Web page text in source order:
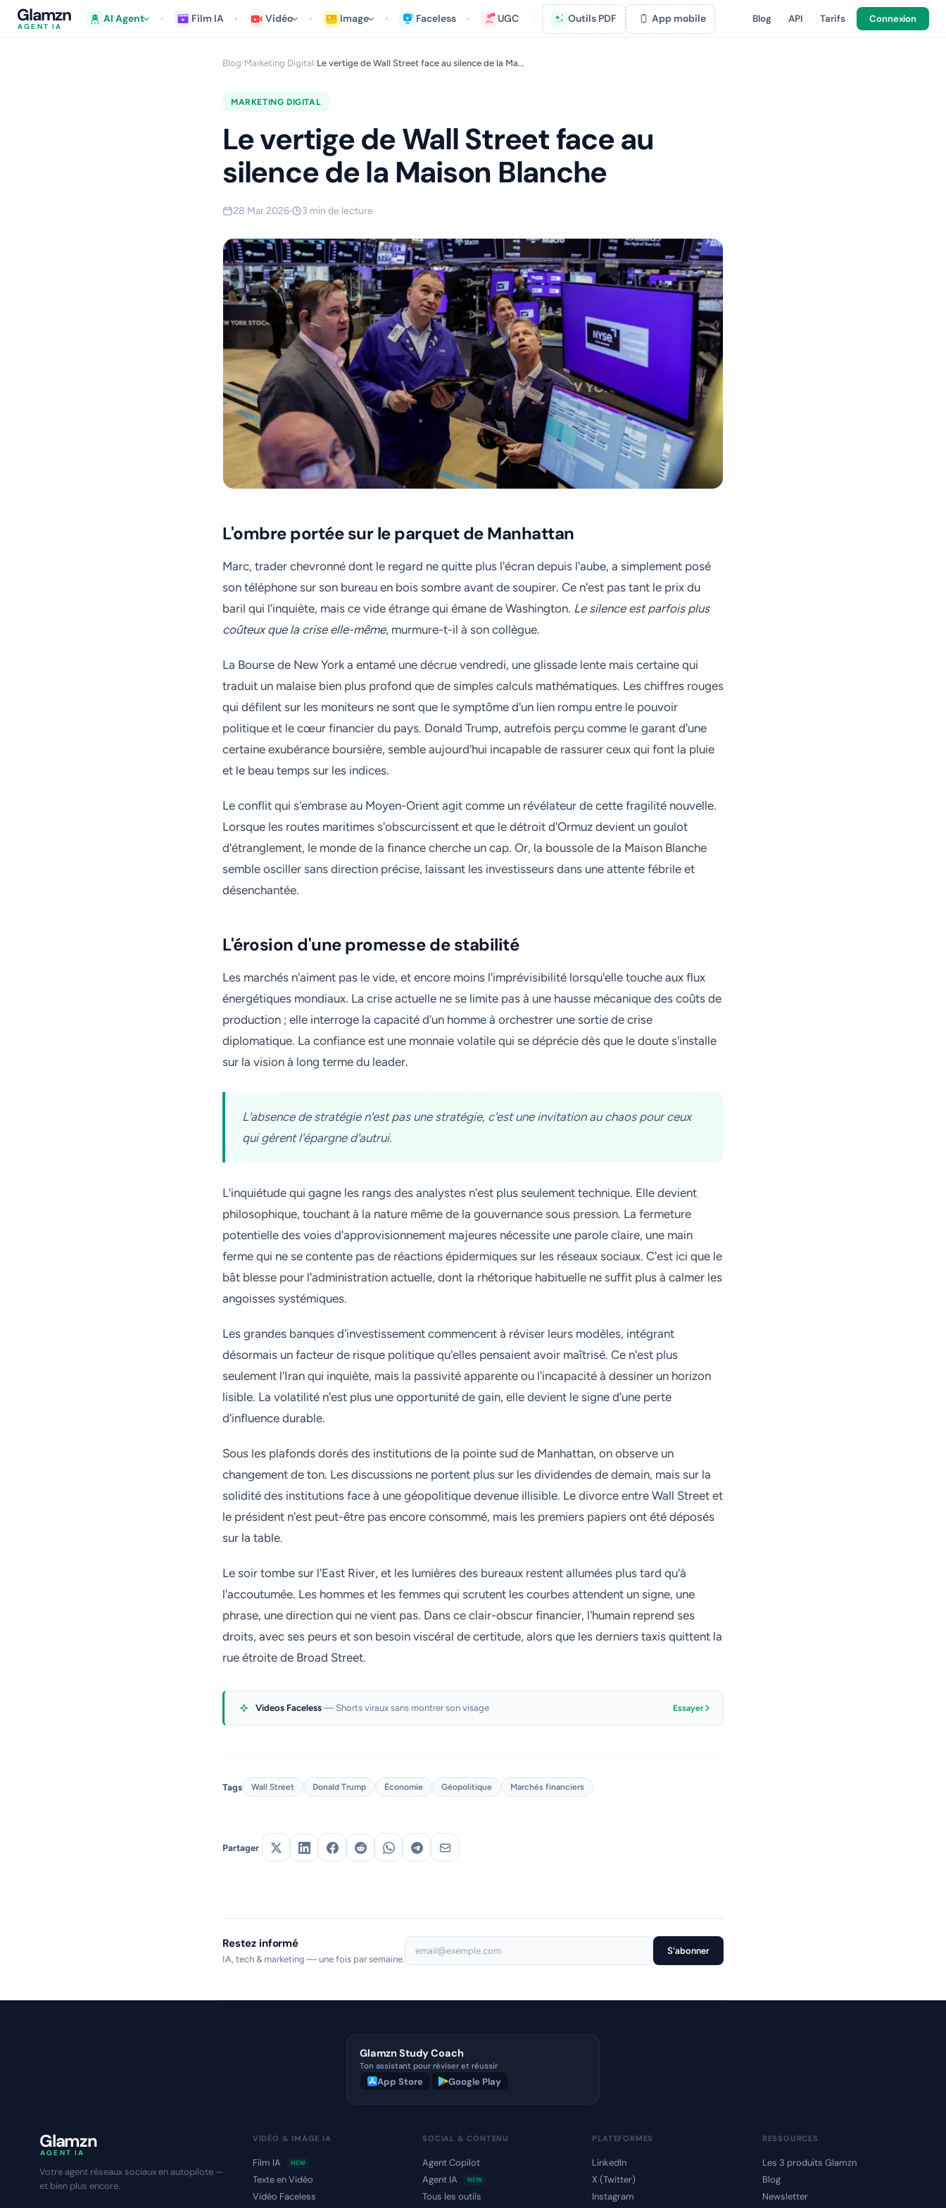
Glamzn
AGENT IA
AI Agent Film IA Vidéo Image Faceless UGC Outils PDF App mobile Blog API Tarifs Connexion
Blog/Marketing Digital/Le vertige de Wall Street face au silence de la Ma...
MARKETING DIGITAL
Le vertige de Wall Street face au
silence de la Maison Blanche
28 Mar 2026 3 min de lecture
L'ombre portée sur le parquet de Manhattan
Marc, trader chevronné dont le regard ne quitte plus l'écran depuis l'aube, a simplement posé
son téléphone sur son bureau en bois sombre avant de soupirer. Ce n'est pas tant le prix du
baril qui l'inquiète, mais ce vide étrange qui émane de Washington. Le silence est parfois plus
coûteux que la crise elle-même, murmure-t-il à son collègue.
La Bourse de New York a entamé une décrue vendredi, une glissade lente mais certaine qui
traduit un malaise bien plus profond que de simples calculs mathématiques. Les chiffres rouges
qui défilent sur les moniteurs ne sont que le symptôme d'un lien rompu entre le pouvoir
politique et le cœur financier du pays. Donald Trump, autrefois perçu comme le garant d'une
certaine exubérance boursière, semble aujourd'hui incapable de rassurer ceux qui font la pluie
et le beau temps sur les indices.
Le conflit qui s'embrase au Moyen-Orient agit comme un révélateur de cette fragilité nouvelle.
Lorsque les routes maritimes s'obscurcissent et que le détroit d'Ormuz devient un goulot
d'étranglement, le monde de la finance cherche un cap. Or, la boussole de la Maison Blanche
semble osciller sans direction précise, laissant les investisseurs dans une attente fébrile et
désenchantée.
L'érosion d'une promesse de stabilité
Les marchés n'aiment pas le vide, et encore moins l'imprévisibilité lorsqu'elle touche aux flux
énergétiques mondiaux. La crise actuelle ne se limite pas à une hausse mécanique des coûts de
production ; elle interroge la capacité d'un homme à orchestrer une sortie de crise
diplomatique. La confiance est une monnaie volatile qui se déprécie dès que le doute s'installe
sur la vision à long terme du leader.
L'absence de stratégie n'est pas une stratégie, c'est une invitation au chaos pour ceux
qui gèrent l'épargne d'autrui.
L'inquiétude qui gagne les rangs des analystes n'est plus seulement technique. Elle devient
philosophique, touchant à la nature même de la gouvernance sous pression. La fermeture
potentielle des voies d'approvisionnement majeures nécessite une parole claire, une main
ferme qui ne se contente pas de réactions épidermiques sur les réseaux sociaux. C'est ici que le
bât blesse pour l'administration actuelle, dont la rhétorique habituelle ne suffit plus à calmer les
angoisses systémiques.
Les grandes banques d'investissement commencent à réviser leurs modèles, intégrant
désormais un facteur de risque politique qu'elles pensaient avoir maîtrisé. Ce n'est plus
seulement l'Iran qui inquiète, mais la passivité apparente ou l'incapacité à dessiner un horizon
lisible. La volatilité n'est plus une opportunité de gain, elle devient le signe d'une perte
d'influence durable.
Sous les plafonds dorés des institutions de la pointe sud de Manhattan, on observe un
changement de ton. Les discussions ne portent plus sur les dividendes de demain, mais sur la
solidité des institutions face à une géopolitique devenue illisible. Le divorce entre Wall Street et
le président n'est peut-être pas encore consommé, mais les premiers papiers ont été déposés
sur la table.
Le soir tombe sur l'East River, et les lumières des bureaux restent allumées plus tard qu'à
l'accoutumée. Les hommes et les femmes qui scrutent les courbes attendent un signe, une
phrase, une direction qui ne vient pas. Dans ce clair-obscur financier, l'humain reprend ses
droits, avec ses peurs et son besoin viscéral de certitude, alors que les derniers taxis quittent la
rue étroite de Broad Street.
Videos Faceless — Shorts viraux sans montrer son visage Essayer
Tags Wall Street Donald Trump Économie Géopolitique Marchés financiers
Partager
Restez informé
IA, tech & marketing — une fois par semaine.
S'abonner
Glamzn Study Coach
Ton assistant pour réviser et réussir
App Store Google Play
Glamzn
AGENT IA
Votre agent réseaux sociaux en autopilote —
et bien plus encore.
VIDÉO & IMAGE IA
Film IA NEW
Texte en Vidéo
Vidéo Faceless
SOCIAL & CONTENU
Agent Copilot
Agent IA
NEW
Tous les outils
PLATEFORMES
LinkedIn
X (Twitter)
Instagram
RESSOURCES
Les 3 produits Glamzn
Blog
Newsletter